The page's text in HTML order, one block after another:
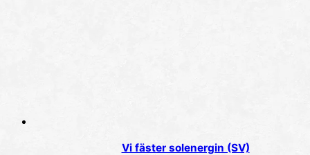
Vi fäster solenergin (SV)